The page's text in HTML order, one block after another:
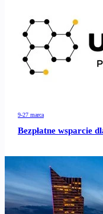
9-27 marca
Bezpłatne wsparcie